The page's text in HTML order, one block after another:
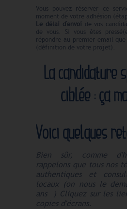
Vous pouvez réserver ce
moment de votre adhésion
Le délai d'envoi de vos
de vous. Si vous êtes
répondre au premier email
(définition de votre projet).
La candidature
ciblée : ça
Voici quelques
Bien sûr, comme
rappelons que tous nos
authentiques et
locaux (on nous le
ans
) Cliquez sur les
copies d'écrans.